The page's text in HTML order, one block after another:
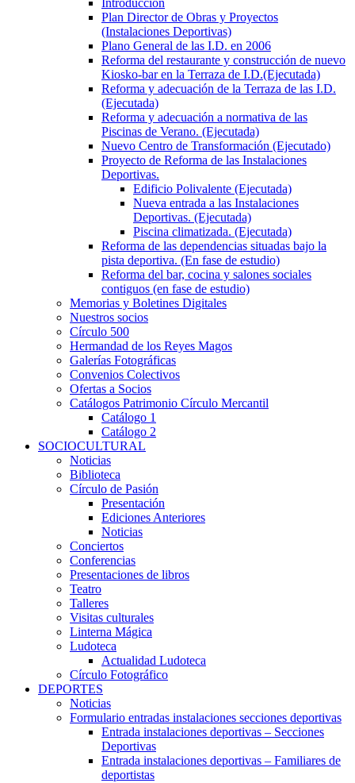
Plan Director de Obras y Proyectos
(Instalaciones Deportivas)
Plano General de las I.D. en 2006
Reforma del restaurante y construcción de nuevo
Kiosko-bar en la Terraza de I.D.(Ejecutada)
Reforma y adecuación de la Terraza de las I.D.
(Ejecutada)
Reforma y adecuación a normativa de las
Piscinas de Verano. (Ejecutada)
Nuevo Centro de Transformación (Ejecutado)
Proyecto de Reforma de las Instalaciones
Deportivas.
Edificio Polivalente (Ejecutada)
Nueva entrada a las Instalaciones
Deportivas. (Ejecutada)
Piscina climatizada. (Ejecutada)
Reforma de las dependencias situadas bajo la
pista deportiva. (En fase de estudio)
Reforma del bar, cocina y salones sociales
contiguos (en fase de estudio)
Memorias y Boletines Digitales
Nuestros socios
Círculo 500
Hermandad de los Reyes Magos
Galerías Fotográficas
Convenios Colectivos
Ofertas a Socios
Catálogos Patrimonio Círculo Mercantil
Catálogo 1
Catálogo 2
SOCIOCULTURAL
Noticias
Biblioteca
Círculo de Pasión
Presentación
Ediciones Anteriores
Noticias
Conciertos
Conferencias
Presentaciones de libros
Teatro
Talleres
Visitas culturales
Linterna Mágica
Ludoteca
Actualidad Ludoteca
Círculo Fotográfico
DEPORTES
Noticias
Formulario entradas instalaciones secciones deportivas
Entrada instalaciones deportivas – Secciones
Deportivas
Entrada instalaciones deportivas – Familiares de
deportistas